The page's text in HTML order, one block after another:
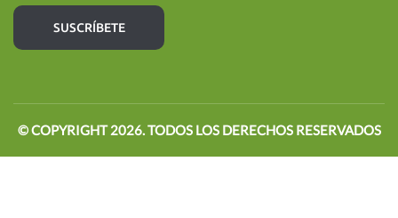
© COPYRIGHT2026. TODOS LOS DERECHOS RESERVADOS